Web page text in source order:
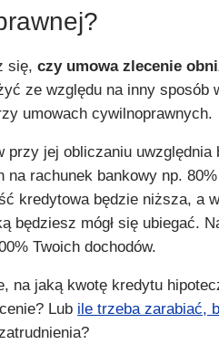
się,czy umowa zlecenie
ze względu na inny sposób
umowach cywilnoprawnych.
przy jej obliczaniu
na rachunek bankowy np.
kredytowa będzie niższa, a
będziesz mógł się ubiegać.
Twoich dochodów.
na jaką kwotę kredytu
Lub ile trzeba zarabiać,